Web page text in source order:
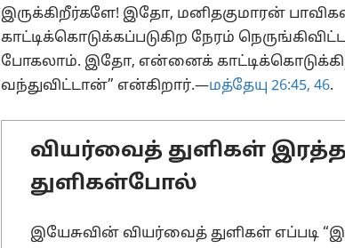
இருக்கிறீர்களே! இதோ, மனிதகுமாரன்
காட்டிக்கொடுக்கப்படுகிற நேரம்
போகலாம். இதோ, என்னைக்
வந்துவிட்டான்” என்கிறார்.—மத்தேயு 26:45, 46.
வியர்வைத் துளிகள்
துளிகள்போல்
இயேசுவின் வியர்வைத் துளிகள் எப்படி